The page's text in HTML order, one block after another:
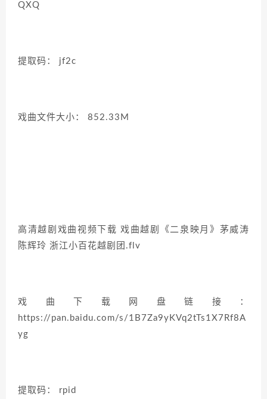
QXQ
提取码： jf2c
戏曲文件大小： 852.33M
高清越剧戏曲视频下载 戏曲越剧《二泉映月》茅威涛
陈辉玲 浙江小百花越剧团.flv
戏曲下载网盘链接：
https://pan.baidu.com/s/1B7Za9yKVq2tTs1X7Rf8A
yg
提取码： rpid